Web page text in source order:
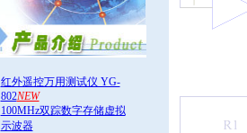
红外遥控万用测试仪 YG-
802NEW
100MHz双踪数字存储虚拟
示波器